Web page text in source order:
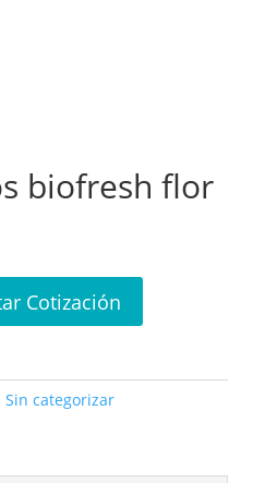
biofresh flor
Cotización
Sin categorizar